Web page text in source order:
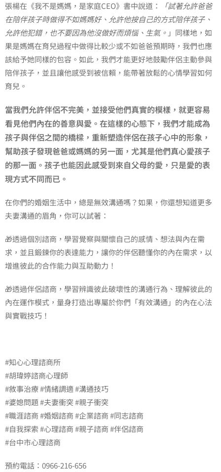
張楊在《我不是媽媽，是家庭CEO》書中說道：
「試著允許爸爸
在陪伴孩子時做得不如媽媽好、允許他按自己的方式陪伴孩子、
允許他犯錯，也不要因為他沒做好而煩惱、生氣。 」同樣地，如
果是媽媽在育兒過程中做得比較少或不如爸爸預期時，我們也應
該給予她同樣的包容。如此，我們才能更好地鼓勵伴侶主動參與
陪伴孩子，並且讓他感受到被信賴，能帶著放鬆的心情學習如何
育兒。
當我們允許伴侶不完美，並接受他們真實的模樣，就更容易
看見他們內在的善意與愛。在這樣的心態下，我們才能成為
孩子與伴侶之間的橋樑，重新塑造伴侶在孩子心中的形象，
幫助孩子發現爸爸或媽媽的另一面，尤其是他們真心愛孩子
的那一面。孩子也能因此感受到來自父母的愛，只是愛的表
現方式不同而已。
在你們的婚姻生活中，總是無效溝通嗎？如果，你還想知道更多
夫妻溝通的眉角，你可以試著：
🎁透過個別諮商，學習覺察與關懷自己的感情、想法與內在需
求，並且鍛鍊你的表達能力，讓你的伴侶聽懂你的內在需求，以
增進彼此的合作能力與互助動力！
🎁透過伴侶諮商，學習辨識彼此破壞性的溝通行為、理解彼此的
內在運作模式，量身打造出專屬於你們「有效溝通」的內在心法
與實戰技巧！
#知心心理諮商所
#胡瑋婷諮商心理師
#敘事治療 #情緒調適 #溝通技巧
#婆媳問題 #夫妻衝突 #親子衝突
#職涯諮商 #婚姻諮商 #企業諮商 #同志諮商
#自我探索 #心理諮商 #親子諮商 #伴侶諮商
#台中市心理諮商
預約電話：0966-216-656